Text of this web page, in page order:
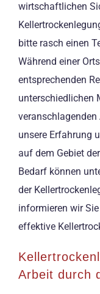
wirtschaftlichen
bitte rasch einen
Während einer
entsprechenden
unterschiedlichen
unsere Erfahrung
auf dem Gebiet
Bedarf können
der
informieren wir
effektive
Arbeit durch